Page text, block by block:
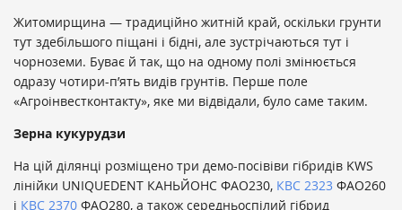
Житомирщина — традиційно житній край, оскільки грунти
тут здебільшого піщані і бідні, але зустрічаються тут і
чорноземи. Буває й так, що на одному полі змінюється
одразу чотири-п’ять видів грунтів. Перше поле
«Агроінвестконтакту», яке ми відвідали, було саме таким.
Зерна кукурудзи
На цій ділянці розміщено три демо-посівіви гібридів KWS
лінійки UNIQUEDENT КАНЬЙОНС ФАО230, КВС 2323 ФАО260
і КВС 2370 ФАО280, а також середньоспілий гібрид